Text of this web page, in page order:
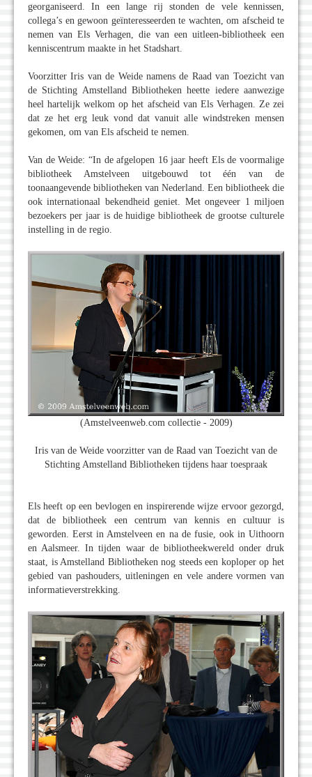
georganiseerd. In een lange rij stonden de vele kennissen,
collega’s en gewoon geïnteresseerden te wachten, om afscheid te
nemen van Els Verhagen, die van een uitleen-bibliotheek een
kenniscentrum maakte in het Stadshart.
Voorzitter Iris van de Weide namens de Raad van Toezicht van
de Stichting Amstelland Bibliotheken heette iedere aanwezige
heel hartelijk welkom op het afscheid van Els Verhagen. Ze zei
dat ze het erg leuk vond dat vanuit alle windstreken mensen
gekomen, om van Els afscheid te nemen.
Van de Weide: “In de afgelopen 16 jaar heeft Els de voormalige
bibliotheek Amstelveen uitgebouwd tot één van de
toonaangevende bibliotheken van Nederland. Een bibliotheek die
ook internationaal bekendheid geniet. Met ongeveer 1 miljoen
bezoekers per jaar is de huidige bibliotheek de grootse culturele
instelling in de regio.
(Amstelveenweb.com collectie - 2009)
Iris van de Weide voorzitter van de Raad van Toezicht van de
Stichting Amstelland Bibliotheken tijdens haar toespraak
Els heeft op een bevlogen en inspirerende wijze ervoor gezorgd,
dat de bibliotheek een centrum van kennis en cultuur is
geworden. Eerst in Amstelveen en na de fusie, ook in Uithoorn
en Aalsmeer. In tijden waar de bibliotheekwereld onder druk
staat, is Amstelland Bibliotheken nog steeds een koploper op het
gebied van pashouders, uitleningen en vele andere vormen van
informatieverstrekking.